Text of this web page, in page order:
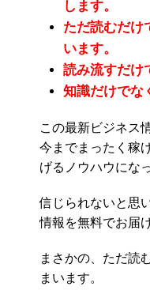
します。
ただ読むだけ
います。
読み流すだけ
知識だけでな
この最新ビジネス
今までまったく稼
げるノウハウにな
信じられないと思
情報を無料でお届
まさかの、ただ読
まいます。